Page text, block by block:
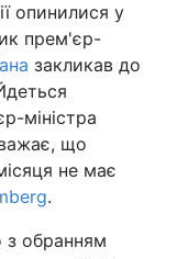
опинилися у
прем'єр-
закликав до
міністра
що
не має
.
з обранням